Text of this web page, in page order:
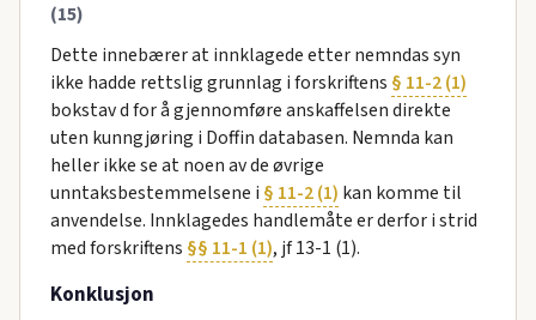
(15)
Dette innebærer at innklagede etter nemndas syn
ikke hadde rettslig grunnlag i forskriftens § 11-2 (1)
bokstav d for å gjennomføre anskaffelsen direkte
uten kunngjøring i Doffin databasen. Nemnda kan
heller ikke se at noen av de øvrige
unntaksbestemmelsene i § 11-2 (1) kan komme til
anvendelse. Innklagedes handlemåte er derfor i strid
med forskriftens §§ 11-1 (1), jf 13-1 (1).
Konklusjon